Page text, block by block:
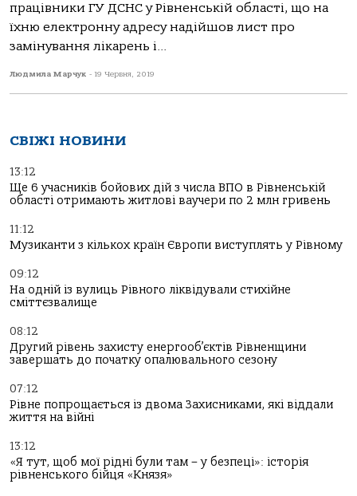
працівники ГУ ДСНС у Рівненській області, що на
їхню електронну адресу надійшов лист про
замінування лікарень і...
Людмила Марчук - 19 Червня, 2019
СВІЖІ НОВИНИ
13:12
Ще 6 учасників бойових дій з числа ВПО в Рівненській
області отримають житлові ваучери по 2 млн гривень
11:12
Музиканти з кількох країн Європи виступлять у Рівному
09:12
На одній із вулиць Рівного ліквідували стихійне
сміттєзвалище
08:12
Другий рівень захисту енергооб’єктів Рівненщини
завершать до початку опалювального сезону
07:12
Рівне попрощається із двома Захисниками, які віддали
життя на війні
13:12
«Я тут, щоб мої рідні були там – у безпеці»: історія
рівненського бійця «Князя»